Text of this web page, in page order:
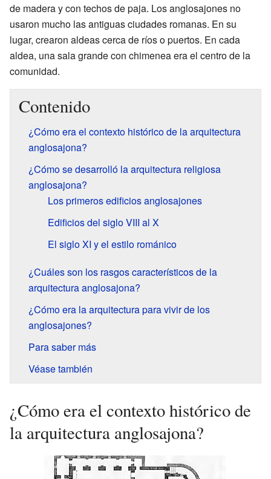
de madera y con techos de paja. Los anglosajones no
usaron mucho las antiguas ciudades romanas. En su
lugar, crearon aldeas cerca de ríos o puertos. En cada
aldea, una sala grande con chimenea era el centro de la
comunidad.
Contenido
¿Cómo era el contexto histórico de la arquitectura
anglosajona?
¿Cómo se desarrolló la arquitectura religiosa
anglosajona?
Los primeros edificios anglosajones
Edificios del siglo VIII al X
El siglo XI y el estilo románico
¿Cuáles son los rasgos característicos de la
arquitectura anglosajona?
¿Cómo era la arquitectura para vivir de los
anglosajones?
Para saber más
Véase también
¿Cómo era el contexto histórico de
la arquitectura anglosajona?